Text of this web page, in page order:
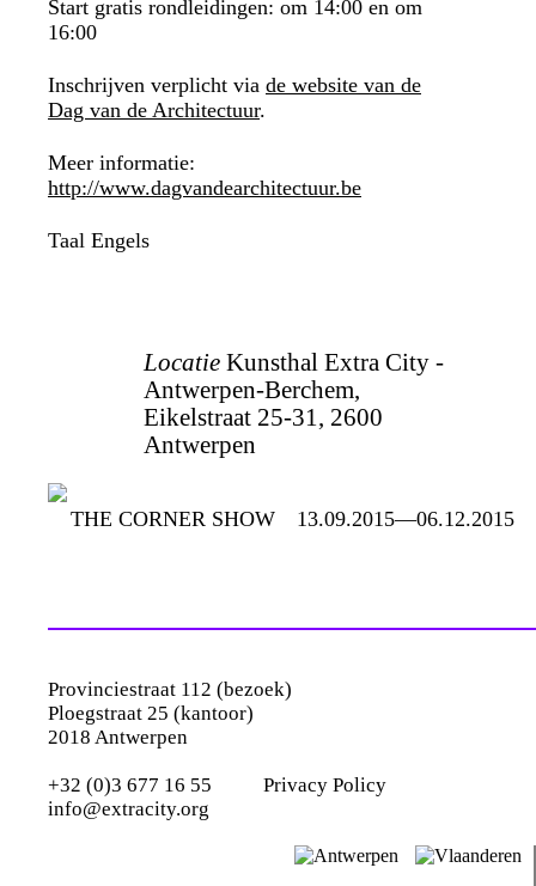
Start gratis rondleidingen: om 14:00 en om
16:00
Inschrijven verplicht via de website van de
Dag van de Architectuur.
Meer informatie:
http://www.dagvandearchitectuur.be
Taal Engels
Locatie Kunsthal Extra City -
Antwerpen-Berchem,
Eikelstraat 25-31, 2600
Antwerpen
THE CORNER SHOW 13.09.2015—06.12.2015
Provinciestraat 112 (bezoek)
Ploegstraat 25 (kantoor)
2018 Antwerpen
+32 (0)3 677 16 55
info@extracity.org
Privacy Policy